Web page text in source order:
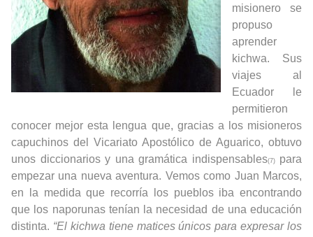
misionero se
propuso
aprender
kichwa. Sus
viajes al
Ecuador le
permitieron
conocer mejor esta lengua que, gracias a los misioneros
capuchinos del Vicariato Apostólico de Aguarico, obtuvo
unos diccionarios y una gramática indispensables(7)para
empezar una nueva aventura. Vemos como Juan Marcos,
en la medida que recorría los pueblos iba encontrando
que los naporunas tenían la necesidad de una educación
distinta. “El kichwa tiene matices únicos para expresar los